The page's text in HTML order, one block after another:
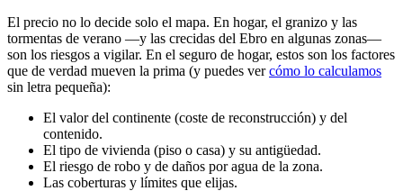
El precio no lo decide solo el mapa. En hogar, el granizo y las
tormentas de verano —y las crecidas del Ebro en algunas zonas—
son los riesgos a vigilar. En el seguro de hogar, estos son los factores
que de verdad mueven la prima (y puedes vercómo lo calculamos
sin letra pequeña):
El valor del continente (coste de reconstrucción) y del
contenido.
El tipo de vivienda (piso o casa) y su antigüedad.
El riesgo de robo y de daños por agua de la zona.
Las coberturas y límites que elijas.